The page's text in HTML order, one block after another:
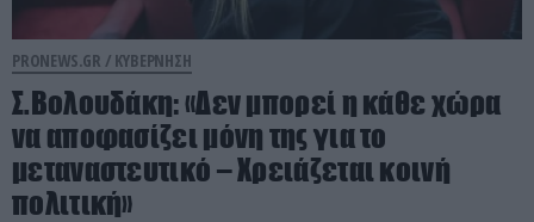
PRONEWS.GR / ΚΥΒΕΡΝΗΣΗ
Σ.Βολουδάκη: «Δεν μπορεί η κάθε χώρα
να αποφασίζει μόνη της για το
μεταναστευτικό – Χρειάζεται κοινή
πολιτική»